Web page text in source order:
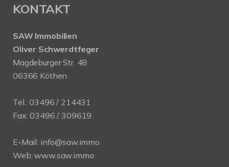
KONTAKT
SAW Immobilien
Oliver Schwerdtfeger
Magdeburger Str. 48
06366 Köthen
Tel.:03496 / 214431
Fax: 03496 / 309619
E-Mail: info@saw.immo
Web:www.saw.immo